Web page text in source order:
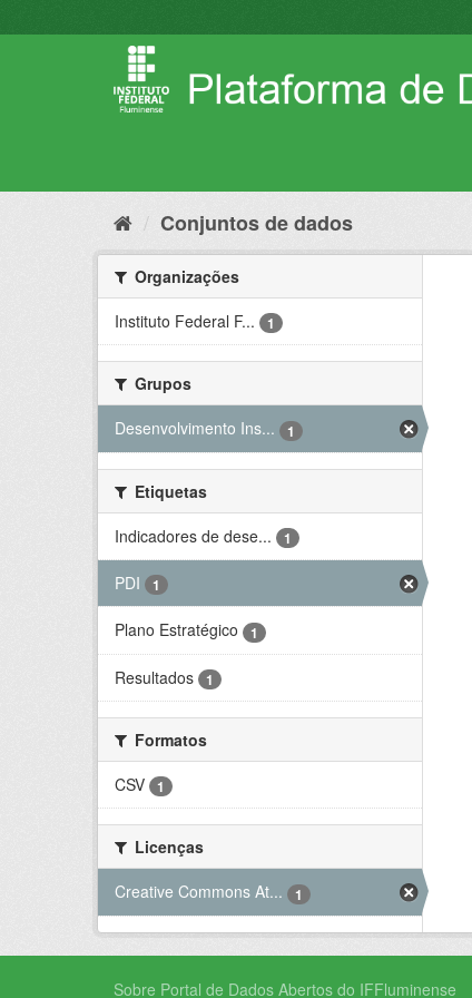
para
Conjuntos de dados
Organizações
Instituto Federal F...
1
Grupos
Desenvolvimento Ins...
1
Etiquetas
Indicadores de dese...
1
PDI 1
Plano Estratégico 1
Resultados 1
Formatos
CSV
1
Licenças
Creative Commons At...
1
Sobre Portal de Dados Abertos do IFFluminense